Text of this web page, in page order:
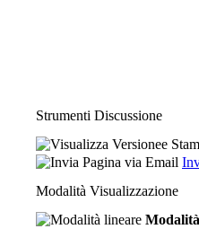
Strumenti Discussione
Modalità Visualizzazione